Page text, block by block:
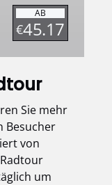
AB
€45.17
Sie mehr
Besucher
von
um